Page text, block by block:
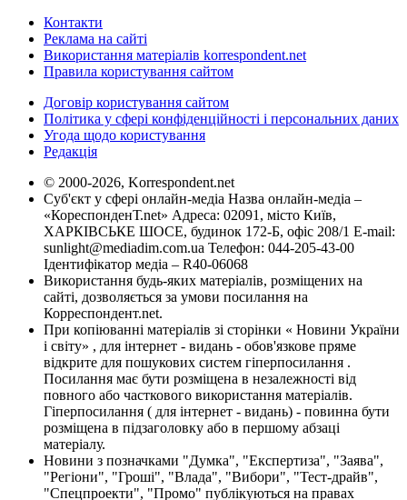
Контакти
Реклама на сайті
Використання матеріалів korrespondent.net
Правила користування сайтом
Договір користування сайтом
Політика у сфері конфіденційності і персональних даних
Угода щодо користування
Редакція
© 2000-2026, Korrespondent.net
Суб'єкт у сфері онлайн-медіа Назва онлайн-медіа –
«КореспонденТ.net» Адреса: 02091, місто Київ,
ХАРКІВСЬКЕ ШОСЕ, будинок 172-Б, офіс 208/1 E-mail:
sunlight@mediadim.com.ua Телефон: 044-205-43-00
Ідентифікатор медіа – R40-06068
Використання будь-яких матеріалів, розміщених на
сайті, дозволяється за умови посилання на
Корреспондент.net.
При копіюванні матеріалів зі сторінки « Новини України
і світу» , для інтернет - видань - обов'язкове пряме
відкрите для пошукових систем гіперпосилання .
Посилання має бути розміщена в незалежності від
повного або часткового використання матеріалів.
Гіперпосилання ( для інтернет - видань) - повинна бути
розміщена в підзаголовку або в першому абзаці
матеріалу.
Новини з позначками "Думка", "Експертиза", "Заява",
"Регіони", "Гроші", "Влада", "Вибори", "Тест-драйв",
"Спецпроекти", "Промо" публікуються на правах